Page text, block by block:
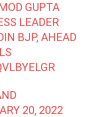
GUPTA
LEADER
BJP, AHEAD
20, 2022